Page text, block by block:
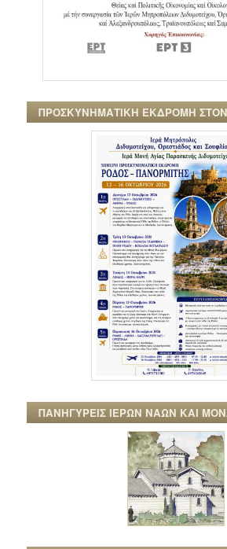
ΠΡΟΣΚΥΝΗΜΑΤΙΚΗ ΕΚΔΡΟΜΗ
ΠΑΝΗΓΥΡΕΙΣ ΙΕΡΩΝ ΝΑΩΝ ΚΑΙ